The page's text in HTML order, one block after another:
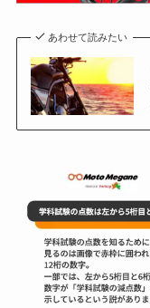
あわせて読みたい